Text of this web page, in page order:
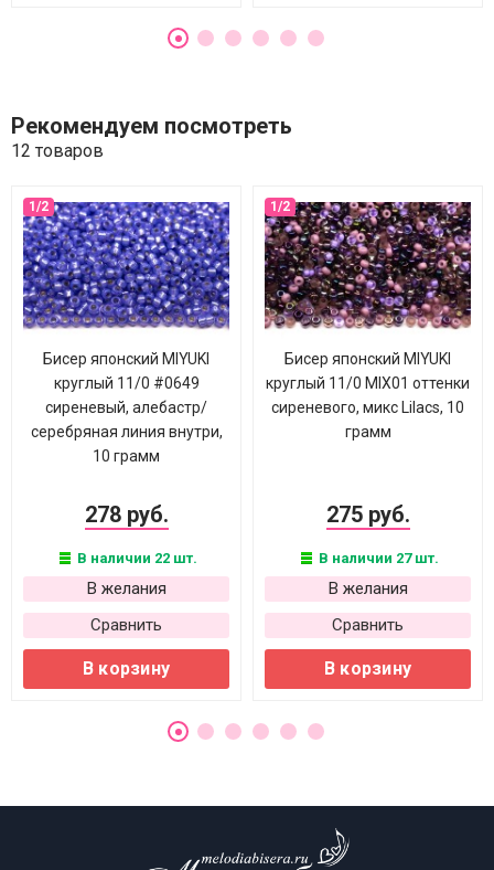
Рекомендуем посмотреть
12 товаров
Бисер японский MIYUKI
круглый 11/0 #0649
сиреневый, алебастр/
серебряная линия внутри,
10 грамм
278 руб.
В наличии 22 шт.
В желания
Сравнить
В корзину
Бисер японский MIYUKI
круглый 11/0 MIX01 оттенки
сиреневого, микс Lilacs, 10
грамм
275 руб.
В наличии 27 шт.
В желания
Сравнить
В корзину